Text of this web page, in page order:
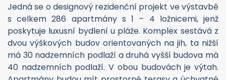
Jedná se o designový rezidenční projekt ve výstavbě
s celkem 286 apartmány s 1 – 4 ložnicemi, jenž
poskytuje luxusní bydlení u pláže. Komplex sestává z
dvou výškových budov orientovaných na jih, ta nižší
má 30 nadzemních podlaží a druhá vyšší budova má
40 nadzemních podlaží. V obou budovách je výtah.